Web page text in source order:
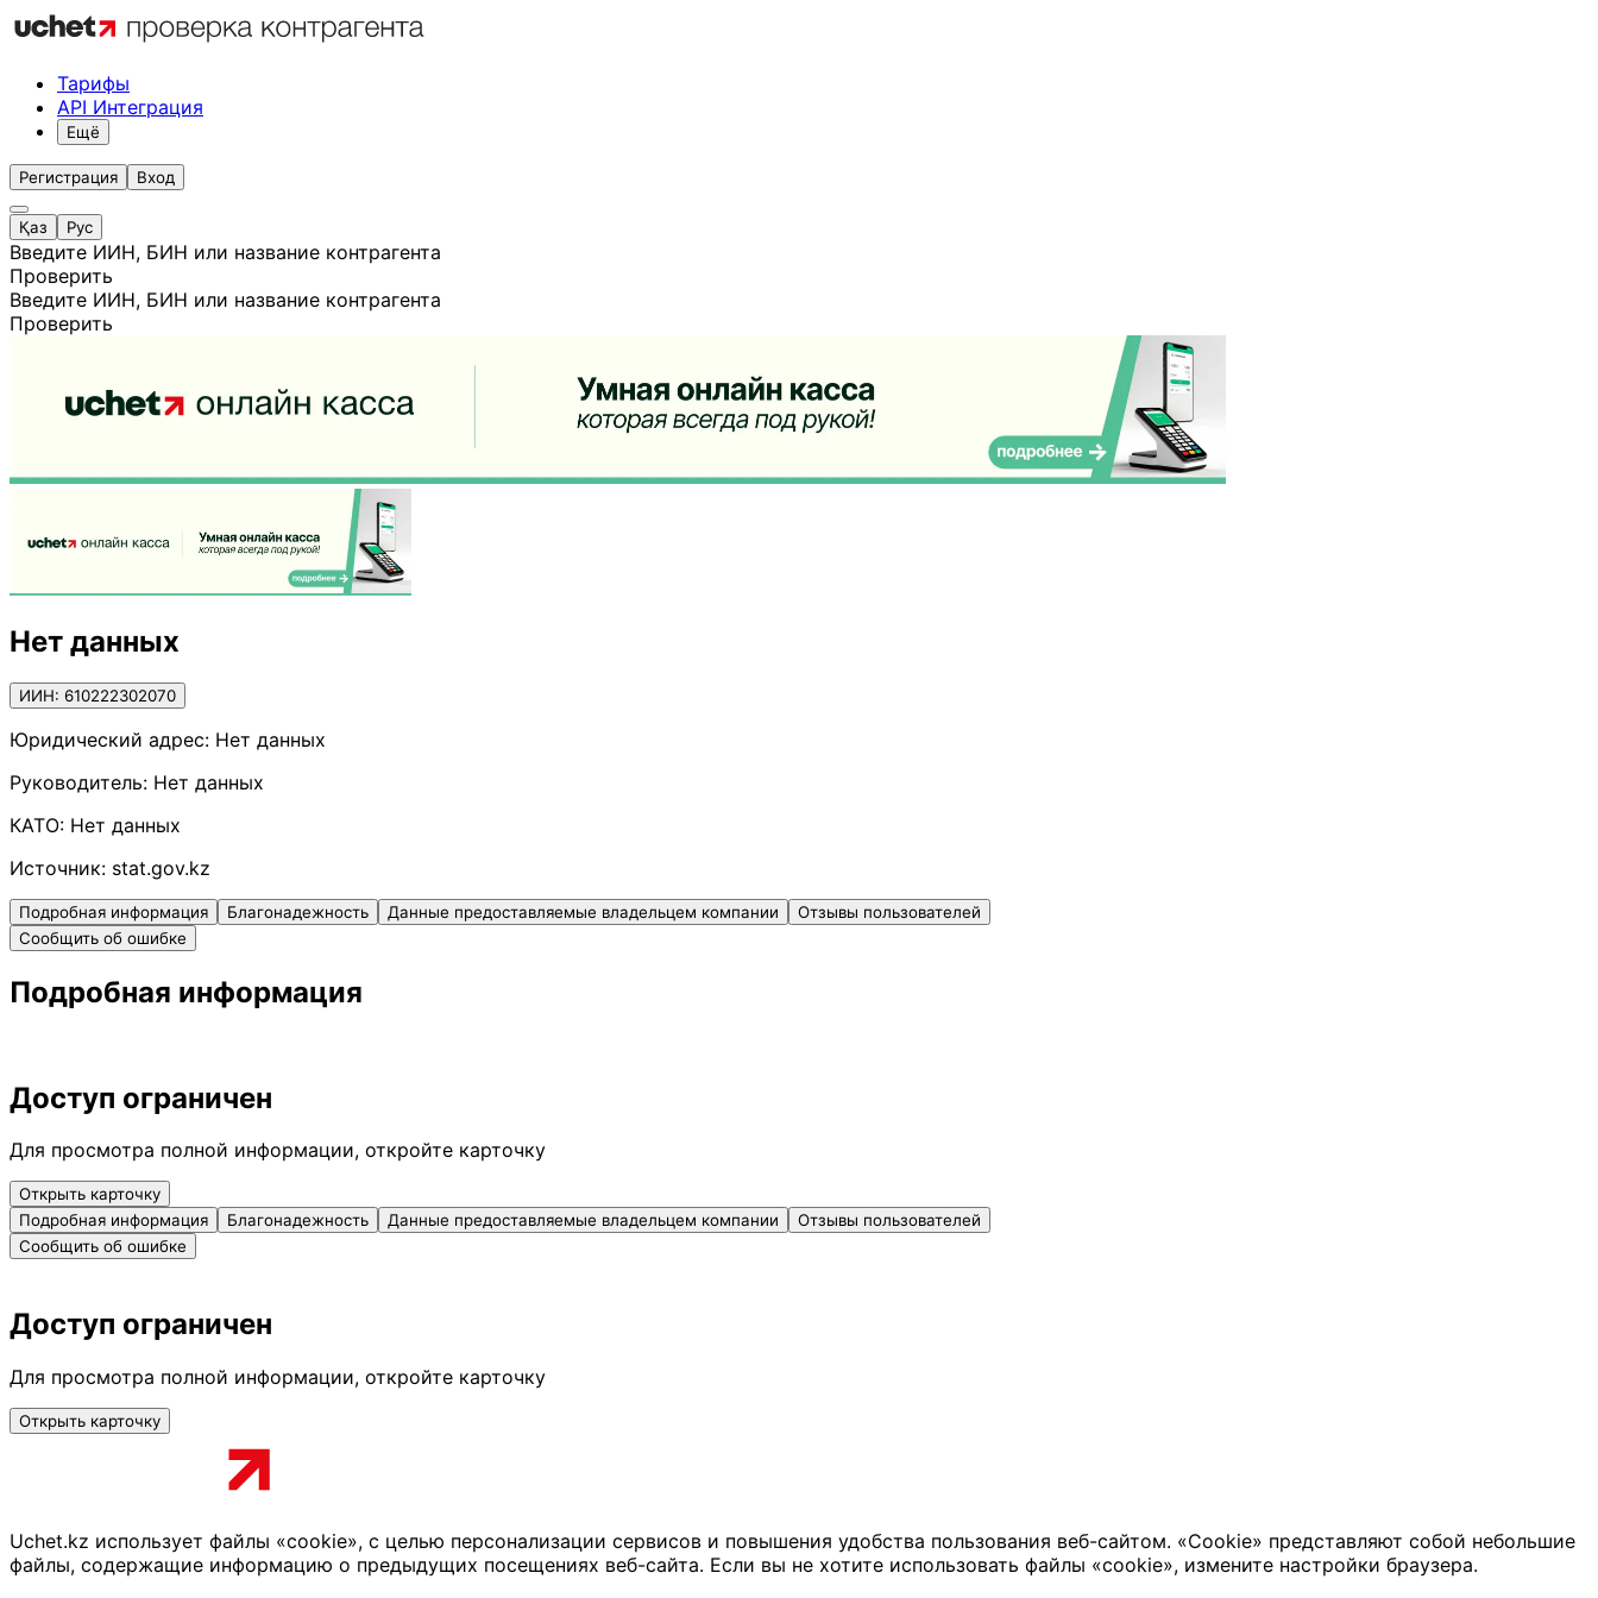
Тарифы
API Интеграция
Ещё
Регистрация Вход
Қаз Рус
Введите ИИН, БИН или название контрагента
Проверить
Введите ИИН, БИН или название контрагента
Проверить
Нет данных
ИИН: 610222302070
Юридический адрес: Нет данных
Руководитель: Нет данных
КАТО: Нет данных
Источник: stat.gov.kz
Подробная информация Благонадежность Данные предоставляемые владельцем компании
Отзывы пользователей
Сообщить об ошибке
Подробная информация
Доступ ограничен
Для просмотра полной информации, откройте карточку
Открыть карточку
Подробная информация
Благонадежность Данные предоставляемые владельцем компании
Отзывы пользователей
Сообщить об ошибке
Доступ ограничен
Для просмотра полной информации, откройте карточку
Открыть карточку
Uchet.kz использует файлы «cookie», с целью персонализации сервисов и повышения удобства пользования веб-сайтом. «Cookie» представляют собой небольшие
файлы, содержащие информацию о предыдущих посещениях веб-сайта. Если вы не хотите использовать файлы «cookie», измените настройки браузера.